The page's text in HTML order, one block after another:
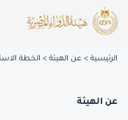
الرئيسية عن الهيئة الخطة
عن الهيئة